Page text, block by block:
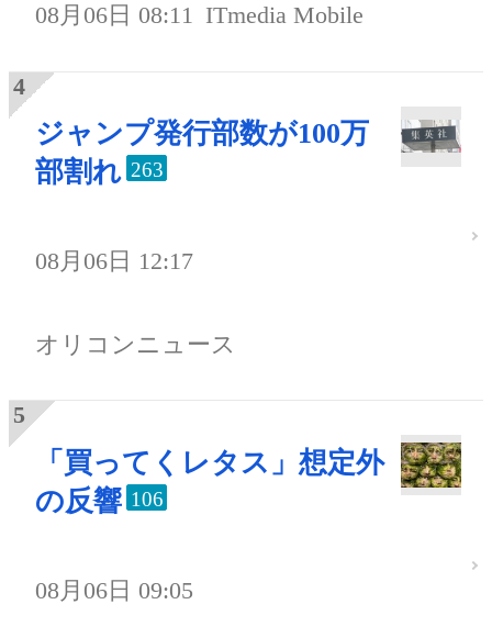
08月06日 08:11 ITmedia Mobile
ジャンプ発行部数が100万
部割れ 263
08月06日 12:17
オリコンニュース
「買ってくレタス」想定外
の反響 106
08月06日 09:05